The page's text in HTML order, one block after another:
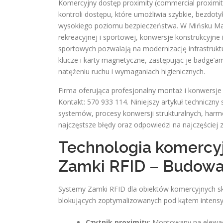
Komercyjny dostęp proximity (commercial
kontroli dostępu, które umożliwia szybkie,
wysokiego poziomu bezpieczeństwa. W Mińsku
rekreacyjnej i sportowej, konwersje
sportowych pozwalają na modernizację
klucze i karty magnetyczne, zastępując je
natężeniu ruchu i wymaganiach higienicznych.
Firma oferująca profesjonalny montaż i
Kontakt: 570 933 114. Niniejszy artykuł
systemów, procesy konwersji strukturalnych,
najczęstsze błędy oraz odpowiedzi na najczęściej
Technologia
Zamki RFID –
Systemy Zamki RFID dla obiektów komercyjnych
blokujących zoptymalizowanych pod kątem